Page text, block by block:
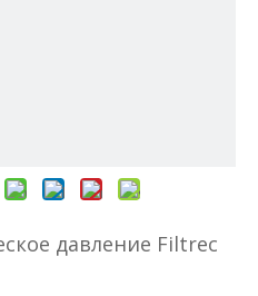
давление Filtrec